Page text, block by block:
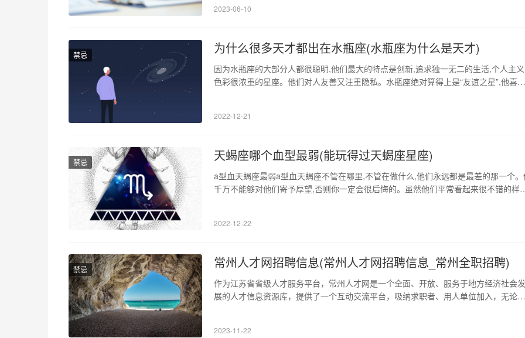
中，呈现出人性的复杂和强大。他通过《黄金时代》、《沉…
2023-06-10
禁忌 为什么很多天才都出在水瓶座(水瓶座为什么是天才)
因为水瓶座的大部分人都很聪明,他们最大的特点是创新,追求独一无二的生活,个人主义
色彩很浓重的星座。他们对人友善又注重隐私。水瓶座绝对算得上是“友谊之星”,他喜欢
他们很傲娇高冷,在感情中,他们总是需要…
2022-12-21
禁忌 天蝎座哪个血型最弱(能玩得过天蝎座星座)
a型血天蝎座最弱a型血天蝎座不管在哪里,不管在做什么,他们永远都是最差的那一个。
千万不能够对他们寄予厚望,否则你一定会很后悔的。虽然他们平常看起来很不错的样
座吵架了,不管你做什么,他们都会找…
2022-12-22
禁忌 常州人才网招聘信息(常州人才网招聘信息_常州全职招聘)
作为江苏省省级人才服务平台，常州人才网是一个全面、开放、服务于地方经济社会发
展的人才信息资源库，提供了一个互动交流平台，吸纳求职者、用人单位加入，无论是
缺，公司的老板们越来越依赖人才网寻找他们需要的急需员…
2023-11-22